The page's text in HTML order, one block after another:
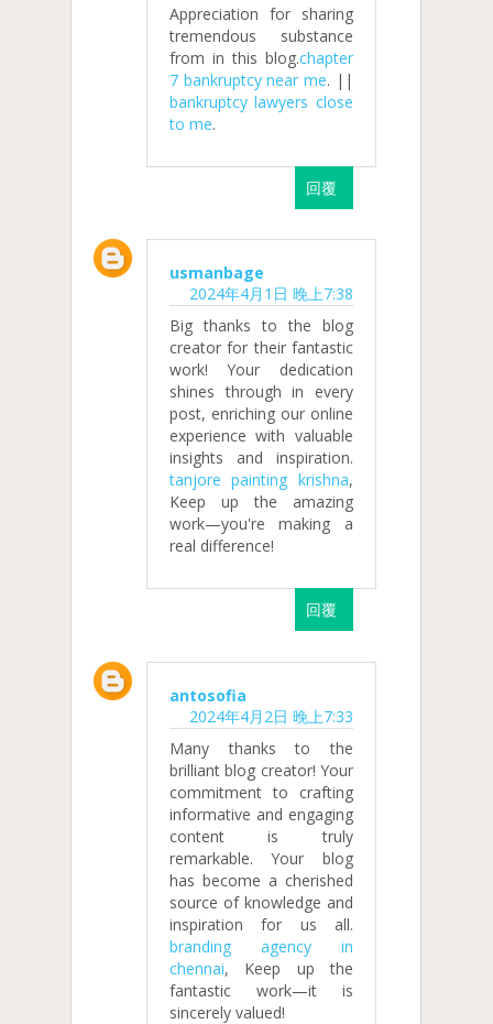
Appreciation for sharing
tremendous substance
from in this blog.chapter
7 bankruptcy near me. ||
bankruptcy lawyers close
to me.
回覆
usmanbage
2024年4月1日 晚上7:38
Big thanks to the blog
creator for their fantastic
work! Your dedication
shines through in every
post, enriching our online
experience with valuable
insights and inspiration.
tanjore painting krishna,
Keep up the amazing
work—you're making a
real difference!
回覆
antosofia
2024年4月2日 晚上7:33
Many thanks to the
brilliant blog creator! Your
commitment to crafting
informative and engaging
content is truly
remarkable. Your blog
has become a cherished
source of knowledge and
inspiration for us all.
branding agency in
chennai, Keep up the
fantastic work—it is
sincerely valued!